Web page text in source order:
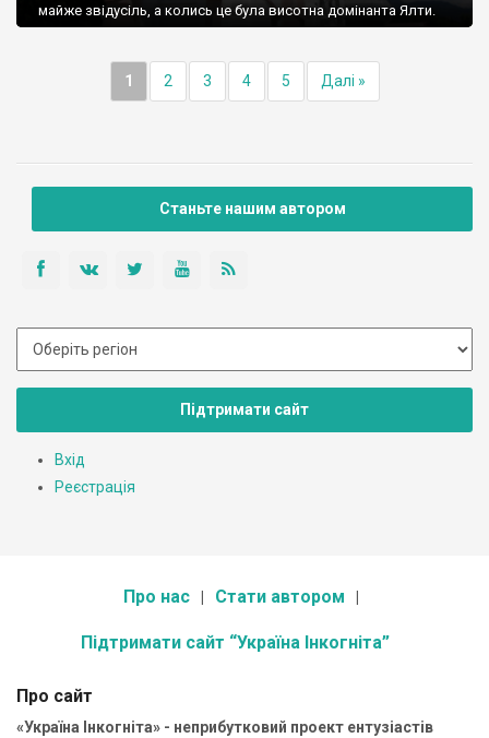
майже звідусіль, а колись це була висотна домінанта Ялти.
1 2 3 4 5 Далі »
Станьте нашим автором
Підтримати сайт
Вхід
Реєстрація
Про нас Стати автором
Підтримати сайт “Україна Інкогніта”
Про сайт
«Україна Інкогніта» - неприбутковий проект ентузіастів